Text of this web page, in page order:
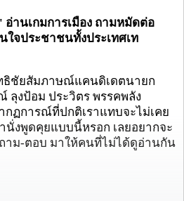
' อ่านเกมการเมือง ถามหมัดต่อ
ใจประชาชนทั้งประเทศเท
ธิชัยสัมภาษณ์แคนดิเดตนายก
ลุงป้อม ประวิตร พรรคพลัง
กฏการณ์ที่ปกติเราแทบจะไม่เคย
นั่งพูดคุยแบบนี้หรอก เลยอยากจะ
าม-ตอบ มาให้คนที่ไม่ได้ดูอ่านกัน